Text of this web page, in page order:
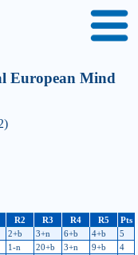
European Mind
R2 R3 R4 R5
Pts
2+b 3+n 6+b 4+b
5
1-n 20+b 3+n 9+b
4